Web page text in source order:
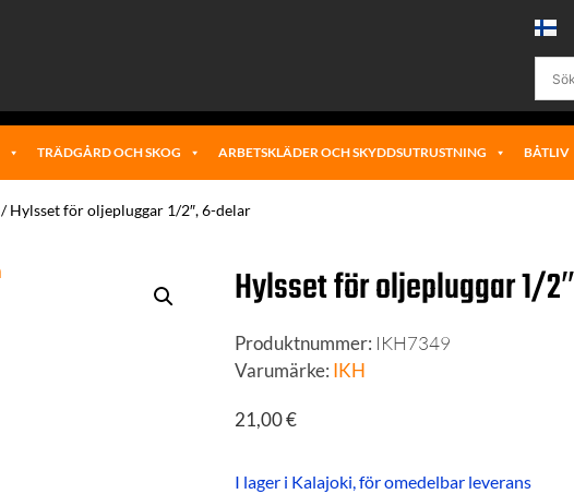
TRÄDGÅRD OCH SKOG ARBETSKLÄDER OCH SKYDDSUTRUSTNING BÅTLIV
/ Hylsset för oljepluggar 1/2″, 6-delar
Hylsset för oljepluggar 1/
Produktnummer: IKH7349
Varumärke: IKH
21,00€
I lager i Kalajoki, för omedelbar leverans